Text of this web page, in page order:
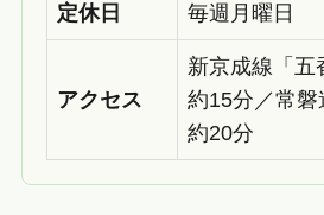
定休日 毎週月曜日
アクセス
新京成線「五
約15分／常
約20分